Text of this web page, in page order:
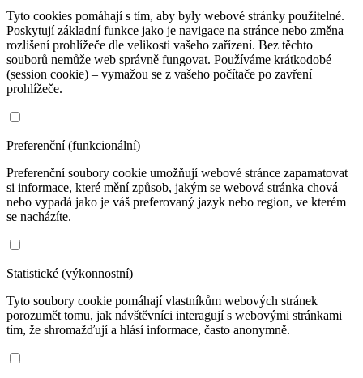
Tyto cookies pomáhají s tím, aby byly webové stránky použitelné.
Poskytují základní funkce jako je navigace na stránce nebo změna
rozlišení prohlížeče dle velikosti vašeho zařízení. Bez těchto
souborů nemůže web správně fungovat. Používáme krátkodobé
(session cookie) – vymažou se z vašeho počítače po zavření
prohlížeče.
Preferenční (funkcionální)
Preferenční soubory cookie umožňují webové stránce zapamatovat
si informace, které mění způsob, jakým se webová stránka chová
nebo vypadá jako je váš preferovaný jazyk nebo region, ve kterém
se nacházíte.
Statistické (výkonnostní)
Tyto soubory cookie pomáhají vlastníkům webových stránek
porozumět tomu, jak návštěvníci interagují s webovými stránkami
tím, že shromažďují a hlásí informace, často anonymně.